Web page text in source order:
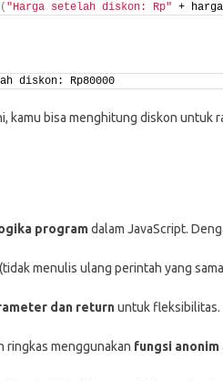
( "Harga setelah diskon: Rp" +
diskon: Rp80000
kamu bisa menghitung diskon untuk
programdalam JavaScript.
menulis ulang perintah yang
dan returnuntuk fleksibilitas.
ringkas menggunakan fungsi anonim